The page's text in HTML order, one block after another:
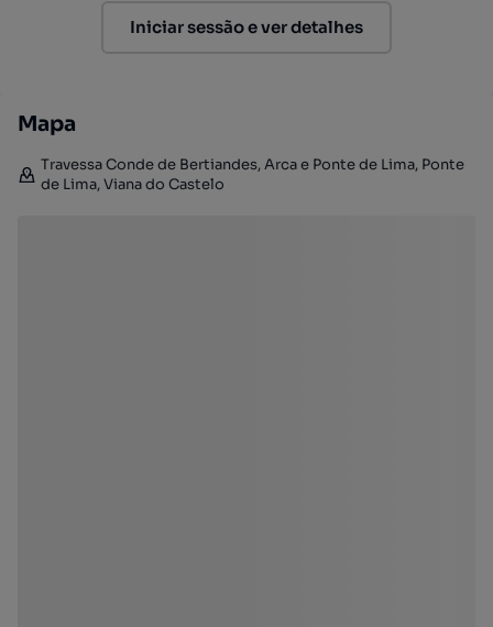
Iniciar sessão e ver detalhes
Mapa
Travessa Conde de Bertiandes, Arca e Ponte de Lima, Ponte
de Lima, Viana do Castelo